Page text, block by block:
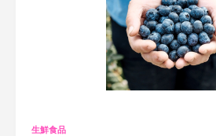
生鮮食品